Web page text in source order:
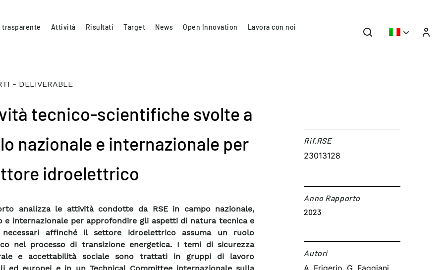
trasparente Attività Risultati Target News Open Innovation Lavora con noi
- DELIVERABLE
tecnico-scientifiche svolte a
nazionale e internazionale per
idroelettrico
analizza le attività condotte da RSE in campo nazionale,
e internazionale per approfondire gli aspetti di natura tecnica e
necessari affinché il settore idroelettrico assuma un ruolo
nel processo di transizione energetica. I temi di sicurezza
e accettabilità sociale sono trattati in gruppi di lavoro
Rif.RSE​
23013128
Anno Rapporto
2023
Autori​
A. Frigerio, G. Faggiani,